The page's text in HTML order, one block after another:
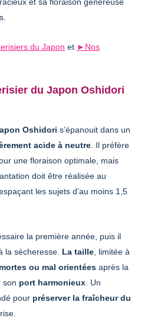
du Japon et ► Nos
du Japon Oshidori
Oshidori s’épanouit dans un
acide à neutre . Il préfère
une floraison optimale, mais
doit être réalisée au
les sujets d’au moins 1,5
la première année, puis il
la sécheresse. La taille , limitée à
ou mal orientées après la
son port harmonieux . Un
pour préserver la fraîcheur du